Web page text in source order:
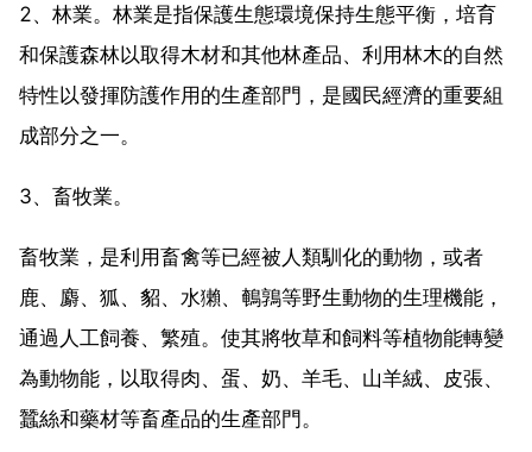
2、林業。林業是指保護生態環境保持生態平衡，培育
和保護森林以取得木材和其他林產品、利用林木的自然
特性以發揮防護作用的生產部門，是國民經濟的重要組
成部分之一。
3、畜牧業。
畜牧業，是利用畜禽等已經被人類馴化的動物，或者
鹿、麝、狐、貂、水獺、鵪鶉等野生動物的生理機能，
通過人工飼養、繁殖。使其將牧草和飼料等植物能轉變
為動物能，以取得肉、蛋、奶、羊毛、山羊絨、皮張、
蠶絲和藥材等畜產品的生產部門。